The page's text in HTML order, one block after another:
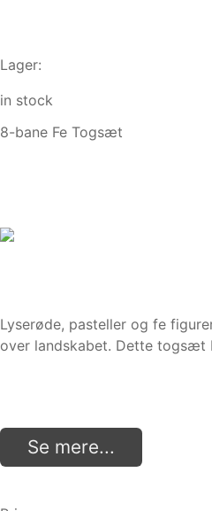
Lager:
in stock
8-bane Fe Togsæt
Lyserøde, pasteller og fe
over landskabet. Dette togsæt
Se mere...